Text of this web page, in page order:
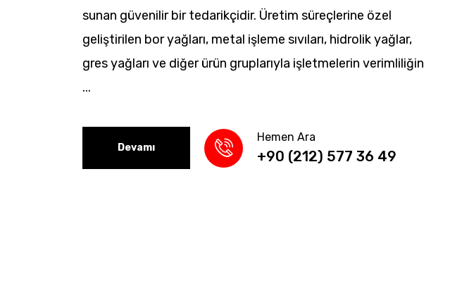
sunan güvenilir bir tedarikçidir. Üretim süreçlerine özel
geliştirilen bor yağları, metal işleme sıvıları, hidrolik yağlar,
gres yağları ve diğer ürün gruplarıyla işletmelerin verimliliğin
...
Devamı
Hemen Ara
+90 (212) 577 36 49